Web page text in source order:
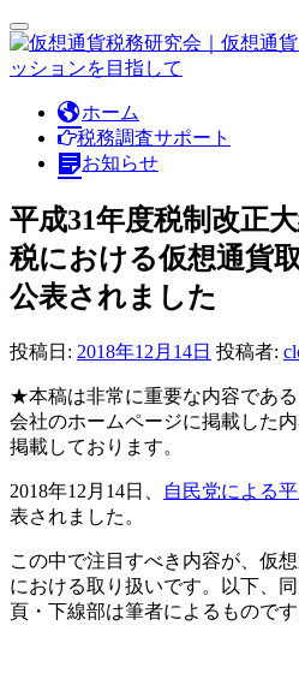
ナ
ビ
ゲ
り
替
え
ツ
へ
ス
キ
ッ
プ
ホーム
税務調査サポート
お知らせ
平成31年度税制改正
税における仮想通貨
公表されました
投稿日: 2018年12月14日 投稿者:
★本稿は非常に重要な内容であ
会社のホームページに掲載した
掲載しております。
2018年12月14日、 自民党による
表されました。
この中で注目すべき内容が、仮
における取り扱いです。以下、
頁・下線部は筆者によるものです